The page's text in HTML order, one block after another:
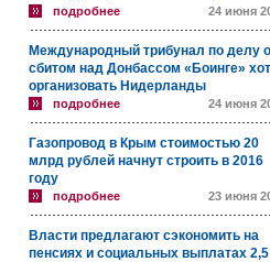
подробнее 24 июня
Международный трибунал по делу о
сбитом над Донбассом «Боинге»
организовать Нидерланды
подробнее 24 июня
Газопровод в Крым стоимостью 20
млрд рублей начнут строить в 2016
году
подробнее 23 июня
Власти предлагают сэкономить на
пенсиях и социальных выплатах 2,5